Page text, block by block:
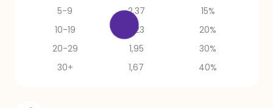
5-9
2,37
15%
10-19
2,23
20%
20-29
1,95
30%
30+
1,67 40%